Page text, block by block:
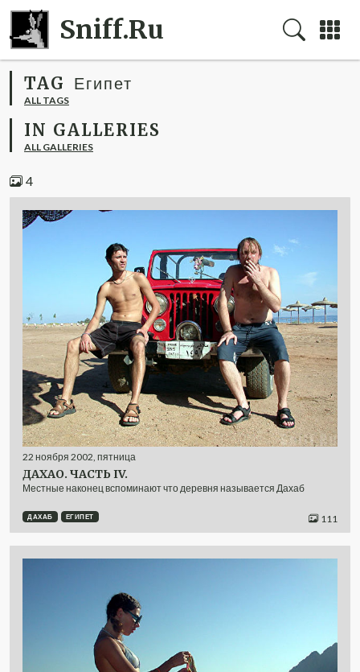
Sniff.Ru
TAG Египет
ALL TAGS
IN GALLERIES
ALL GALLERIES
4
22 ноября 2002, пятница
ДАХАО. ЧАСТЬ IV.
Местные наконец вспоминают что деревня называется Дахаб
ДАХАБ ЕГИПЕТ 111